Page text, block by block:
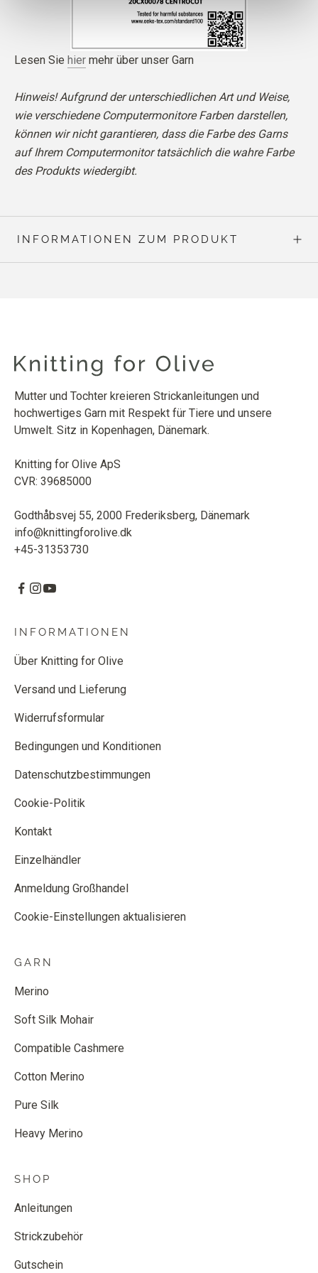
Lesen Sie hier mehr über unser Garn
Hinweis! Aufgrund der unterschiedlichen Art und Weise,
wie verschiedene Computermonitore Farben darstellen,
können wir nicht garantieren, dass die Farbe des Garns
auf Ihrem Computermonitor tatsächlich die wahre Farbe
des Produkts wiedergibt.
INFORMATIONEN ZUM PRODUKT
Mutter und Tochter kreieren Strickanleitungen und
hochwertiges Garn mit Respekt für Tiere und unsere
Umwelt. Sitz in Kopenhagen, Dänemark.
Knitting for Olive ApS
CVR: 39685000
Godthåbsvej 55, 2000 Frederiksberg, Dänemark
info@knittingforolive.dk
+45-31353730
INFORMATIONEN
Über Knitting for Olive
Versand und Lieferung
Widerrufsformular
Bedingungen und Konditionen
Datenschutzbestimmungen
Cookie-Politik
Kontakt
Einzelhändler
Anmeldung Großhandel
Cookie-Einstellungen aktualisieren
GARN
Merino
Soft Silk Mohair
Compatible Cashmere
Cotton Merino
Pure Silk
Heavy Merino
SHOP
Anleitungen
Strickzubehör
Gutschein